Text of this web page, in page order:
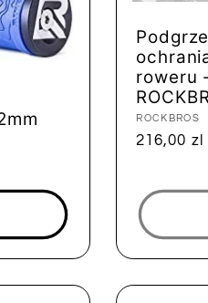
roweru
Dostawca:
ROCKBROS
Cena
216,00 zl